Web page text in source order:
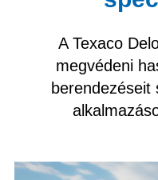
A Texaco
megvédeni
berendezéseit